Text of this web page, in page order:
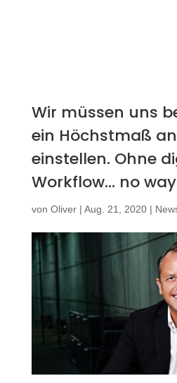
Wir müssen uns
ein Höchstmaß
einstellen. Ohne
Workflow… no
von Oliver| Aug. 21, 2020|